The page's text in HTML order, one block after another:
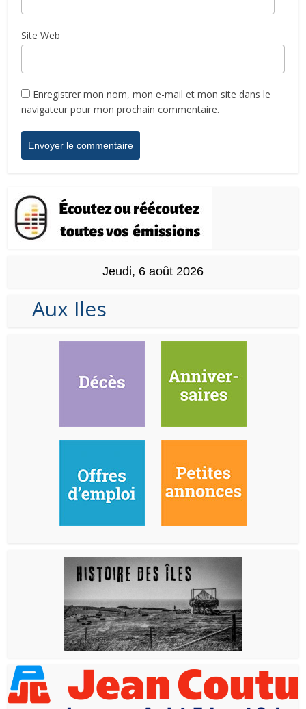
Site Web
Enregistrer mon nom, mon e-mail et mon site dans le
navigateur pour mon prochain commentaire.
Jeudi, 6 août 2026
Aux Iles